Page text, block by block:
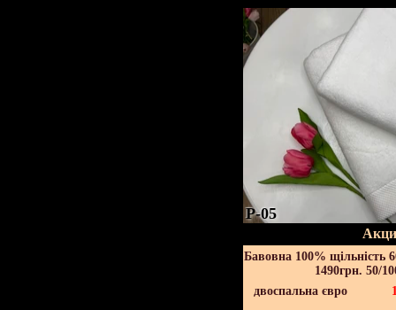
P-05
Бавовна 100% щільність
1490грн. 50/
двоспальна євро